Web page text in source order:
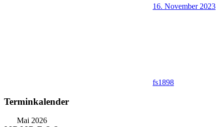
16. November 2023
fs1898
Terminkalender
Mai 2026